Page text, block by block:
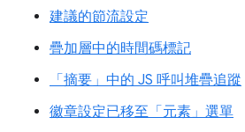
建議的節流設定
疊加層中的時間碼標記
「摘要」中的 JS 呼叫堆疊追蹤
徽章設定已移至「元素」選單